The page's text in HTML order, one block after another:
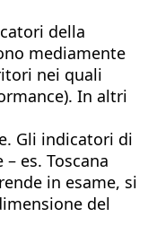
della
mediamente
nei quali
In altri
Gli indicatori di
es. Toscana
in esame, si
del